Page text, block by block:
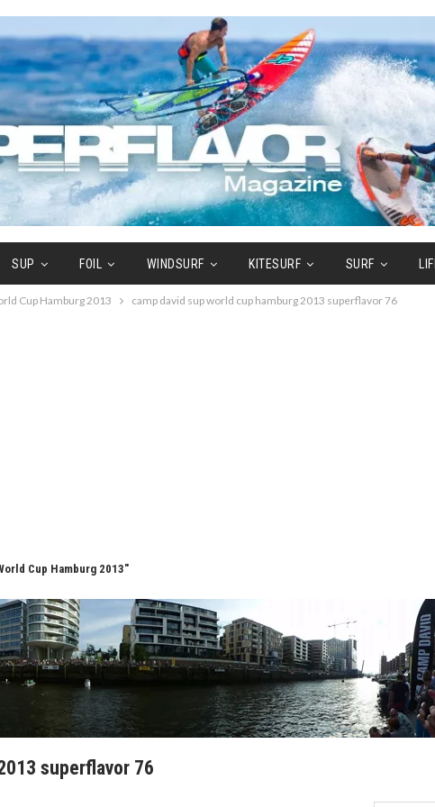
SUP FOIL WINDSURF KITESURF SURF
Cup Hamburg 2013 camp david sup world cup hamburg 2013 superflavor 76
Cup Hamburg 2013"
superflavor 76